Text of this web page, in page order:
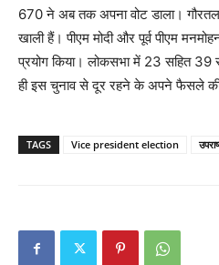
670 ने अब तक अपना वोट डाला।
खाली हैं। पीएम मोदी और पूर्व पीएम
प्रयोग किया। लोकसभा में 23 सहित 39
ही इस चुनाव से दूर रहने के अपने फैसले की
TAGS Vice president election